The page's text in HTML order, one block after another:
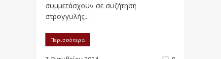
συμμετάσχουν σε συζήτηση
στρογγυλής...
Περισσότερα